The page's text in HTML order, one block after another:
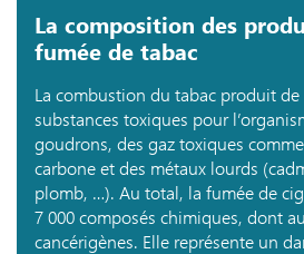
La composition des
fumée de tabac
La combustion du tabac produit de
substances toxiques pour
goudrons, des gaz toxiques
carbone et des métaux lourds
plomb, …). Au total, la fumée de
7 000 composés chimiques, dont
cancérigènes. Elle représente un